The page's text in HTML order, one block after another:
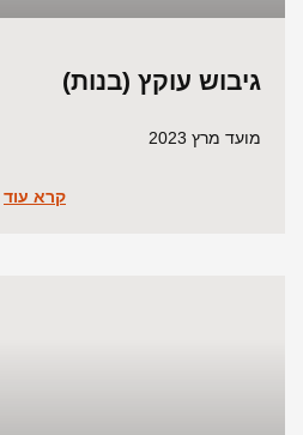
גיבוש עוקץ (בנות)
מועד מרץ 2023
קרא עוד